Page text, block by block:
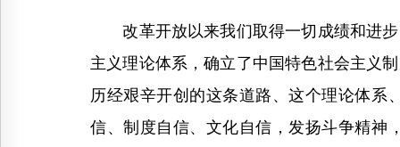
改革开放以来我们取得一切成绩和进步
主义理论体系，确立了中国特色社会主义
历经艰辛开创的这条道路、这个理论体系
信、制度自信、文化自信，发扬斗争精神